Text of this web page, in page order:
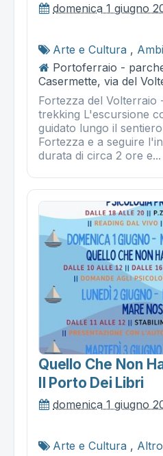
domenica 1 giugno
Arte e Cultura ,
Portoferraio -
Casermette, via del
Fortezza del Volterraio
trekking L'escursione
guidato lungo il
Fortezza e a seguire
durata di circa 2 ore e...
Quello Che Non
Il Porto Dei Libri
domenica 1 giugno
Arte e Cultura , Altro